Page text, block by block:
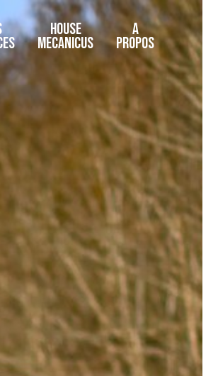
HOUSE
MECANICUS
A
PROPOS